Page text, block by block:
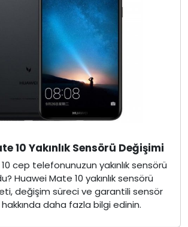
10 Yakınlık Sensörü Değişimi
cep telefonunuzun yakınlık sensörü
Huawei Mate 10 yakınlık sensörü
değişim süreci ve garantili sensör
hakkında daha fazla bilgi edinin.